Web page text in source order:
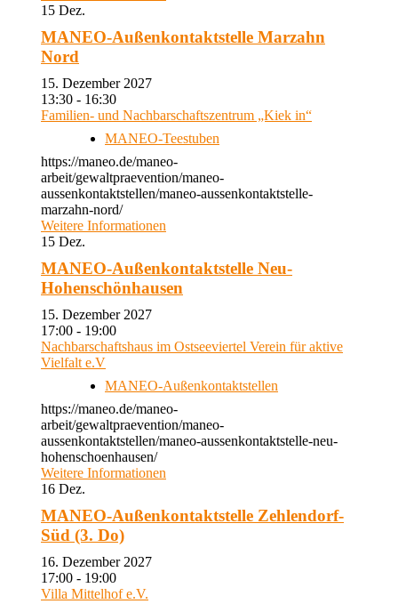
15 Dez.
MANEO-Außenkontaktstelle Marzahn
Nord
15. Dezember 2027
13:30 - 16:30
Familien- und Nachbarschaftszentrum „Kiek in“
MANEO-Teestuben
https://maneo.de/maneo-
arbeit/gewaltpraevention/maneo-
aussenkontaktstellen/maneo-aussenkontaktstelle-
marzahn-nord/
Weitere Informationen
15 Dez.
MANEO-Außenkontaktstelle Neu-
Hohenschönhausen
15. Dezember 2027
17:00 - 19:00
Nachbarschaftshaus im Ostseeviertel Verein für aktive
Vielfalt e.V
MANEO-Außenkontaktstellen
https://maneo.de/maneo-
arbeit/gewaltpraevention/maneo-
aussenkontaktstellen/maneo-aussenkontaktstelle-neu-
hohenschoenhausen/
Weitere Informationen
16 Dez.
MANEO-Außenkontaktstelle Zehlendorf-
Süd (3. Do)
16. Dezember 2027
17:00 - 19:00
Villa Mittelhof e.V.